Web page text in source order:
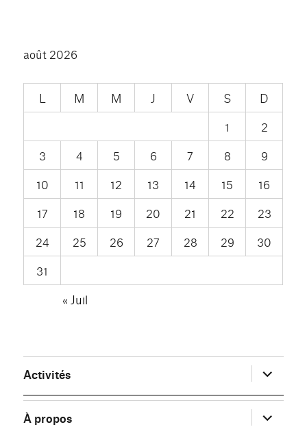
août 2026
L M M J V S
D
1
2
3
4 5 6 7 8
9
10
11 12 13 14 15
16
17
18 19 20 21 22
23
24
25 26 27 28 29
30
31
« Juil
Activités ouvrir
le
sous-
menu
À propos
ouvrir